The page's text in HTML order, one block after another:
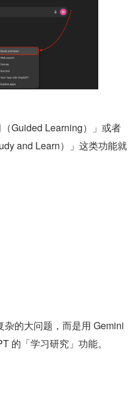
Guided Learning）」或者
and Learn）」这类功能就
的大问题，而是用 Gemini
的「学习研究」功能。